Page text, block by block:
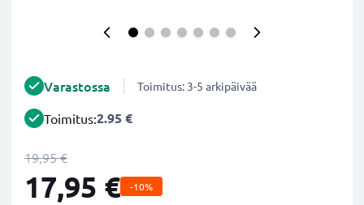
Varastossa Toimitus: 3-5 arkipäivää
Toimitus:2.95 €
19,95 €
17,95 € -10%